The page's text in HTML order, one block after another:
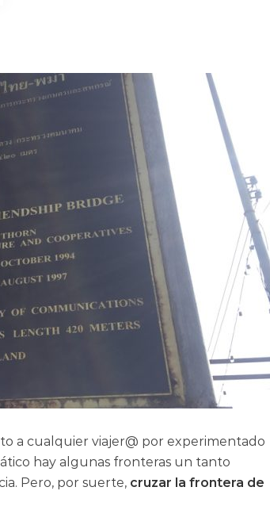
a cualquier viajer@ por experimentado
hay algunas fronteras un tanto
Pero, por suerte, cruzar la frontera de